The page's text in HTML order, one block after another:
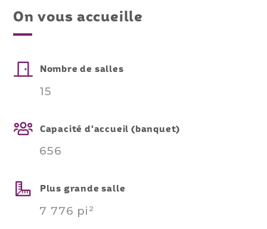
On vous accueille
Nombre de salles
15
Capacité d'accueil (banquet)
656
Plus grande salle
7 776 pi²